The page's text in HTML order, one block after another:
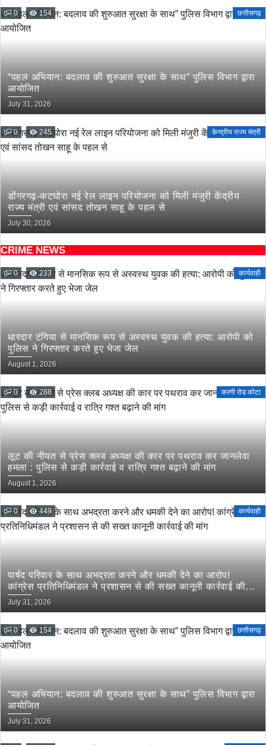
0 154 छत्तीसगढ़
“पहल अभियान: बदलाव की शुरुआत सुरक्षा के साथ” पुलिस विभाग द्वारा
आयोजित
July 31, 2026
0 245 केन्द्रीय राज्य मंत्री
डोंगरगढ़-कटघोरा नई रेल लाइन परियोजना को मिली मंजुरी केंद्रीय
राज्य मंत्री एवं सांसद तोखन साहू के पहल से
July 30, 2026
CRIME NEWS
0 233 कार्यवाही
धारदार टंगिया से मानसिक रूप से अस्वस्थ युवक की हत्या: आरोपी को
पुलिस ने गिरफ्तार करते हुए भेजा जेल
August 1, 2026
0 288 करगी रोड कोटा
लूट की नीयत से प्रेस क्लब अध्यक्ष की कार पर पथराव कर जानलेवा
हमला : पुलिस से कड़ी कार्रवाई व रात्रि गश्त बढ़ाने की मांग
August 1, 2026
0 449 कार्यवाही
पार्षद परिवार के साथ अभद्रता करने और धमकी देने का आरोप!
कांग्रेस प्रतिनिधिमंडल ने प्रशासन से की सख्त कानूनी कार्रवाई की
मांग
July 31, 2026
0 154 छत्तीसगढ़
“पहल अभियान: बदलाव की शुरुआत सुरक्षा के साथ” पुलिस विभाग द्वारा
आयोजित
July 31, 2026